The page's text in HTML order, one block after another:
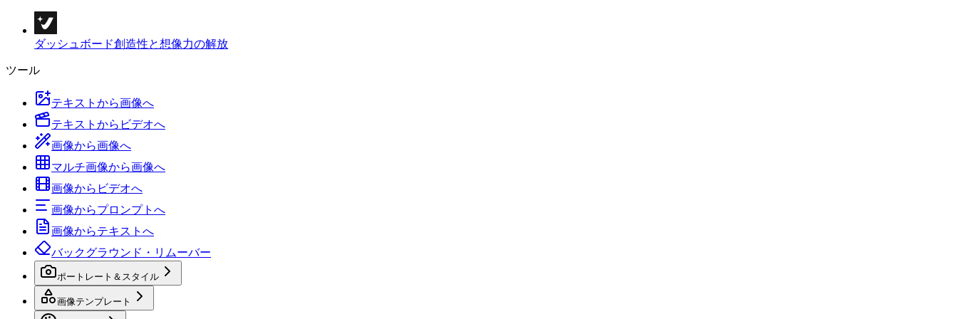
ダッシュボード創造性と想像力の解放
ツール
テキストから画像へ
テキストからビデオへ
画像から画像へ
マルチ画像から画像へ
画像からビデオへ
画像からプロンプトへ
画像からテキストへ
バックグラウンド・リムーバー
ポートレート＆スタイル
画像テンプレート